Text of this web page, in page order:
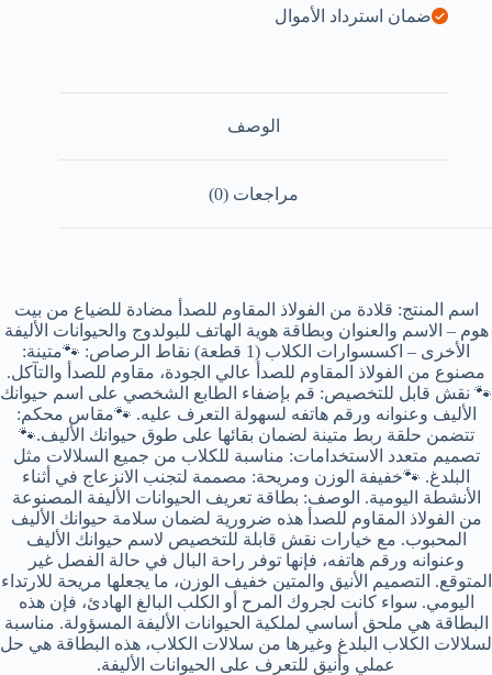
ضمان استرداد الأموال
الوصف
مراجعات (0)
اسم المنتج: قلادة من الفولاذ المقاوم للصدأ مضادة للضياع من بيت
هوم – الاسم والعنوان وبطاقة هوية الهاتف للبولدوج والحيوانات الأليفة
الأخرى – اكسسوارات الكلاب (1 قطعة) نقاط الرصاص: 🐾متينة:
مصنوع من الفولاذ المقاوم للصدأ عالي الجودة، مقاوم للصدأ والتآكل.
🐾 نقش قابل للتخصيص: قم بإضفاء الطابع الشخصي على اسم حيوانك
الأليف وعنوانه ورقم هاتفه لسهولة التعرف عليه. 🐾مقاس محكم:
تتضمن حلقة ربط متينة لضمان بقائها على طوق حيوانك الأليف.🐾
تصميم متعدد الاستخدامات: مناسبة للكلاب من جميع السلالات مثل
البلدغ. 🐾خفيفة الوزن ومريحة: مصممة لتجنب الانزعاج في أثناء
الأنشطة اليومية. الوصف: بطاقة تعريف الحيوانات الأليفة المصنوعة
من الفولاذ المقاوم للصدأ هذه ضرورية لضمان سلامة حيوانك الأليف
المحبوب. مع خيارات نقش قابلة للتخصيص لاسم حيوانك الأليف
وعنوانه ورقم هاتفه، فإنها توفر راحة البال في حالة الفصل غير
المتوقع. التصميم الأنيق والمتين خفيف الوزن، ما يجعلها مريحة للارتداء
اليومي. سواء كانت لجروك المرح أو الكلب البالغ الهادئ، فإن هذه
البطاقة هي ملحق أساسي لملكية الحيوانات الأليفة المسؤولة. مناسبة
لسلالات الكلاب البلدغ وغيرها من سلالات الكلاب، هذه البطاقة هي حل
عملي وأنيق للتعرف على الحيوانات الأليفة.